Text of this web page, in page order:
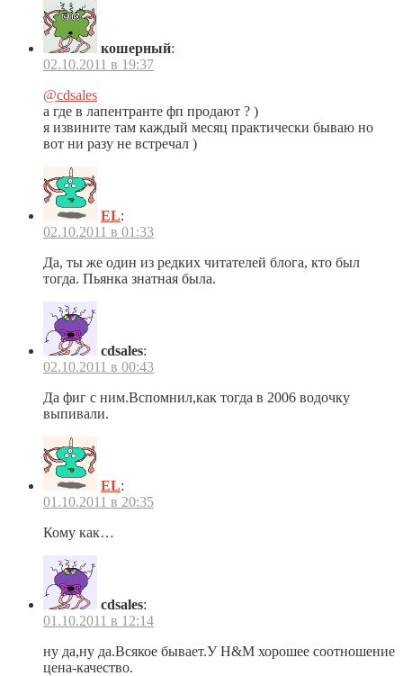
кошерный:
02.10.2011 в 19:37
@cdsales
а где в лапентранте фп продают ? )
я извините там каждый месяц практически бываю но
вот ни разу не встречал )
EL:
02.10.2011 в 01:33
Да, ты же один из редких читателей блога, кто был
тогда. Пьянка знатная была.
cdsales:
02.10.2011 в 00:43
Да фиг с ним.Вспомнил,как тогда в 2006 водочку
выпивали.
EL:
01.10.2011 в 20:35
Кому как…
cdsales:
01.10.2011 в 12:14
ну да,ну да.Всякое бывает.У H&M хорошее соотношение
цена-качество.